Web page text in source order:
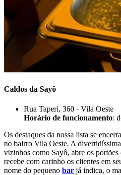
Caldos da Sayô
Rua Taperi, 360 - Vila Oeste
Horário de funcionamento:
Os destaques da nossa lista se
no bairro Vila Oeste. A
vizinhos como Sayô, abre os portões
recebe com carinho os clientes em
nome do pequeno bar já indica, o